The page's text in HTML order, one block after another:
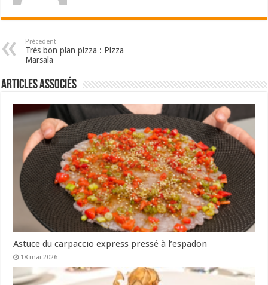
Précedent
Très bon plan pizza : Pizza
Marsala
Articles associés
Astuce du carpaccio express pressé à l’espadon
18 mai 2026